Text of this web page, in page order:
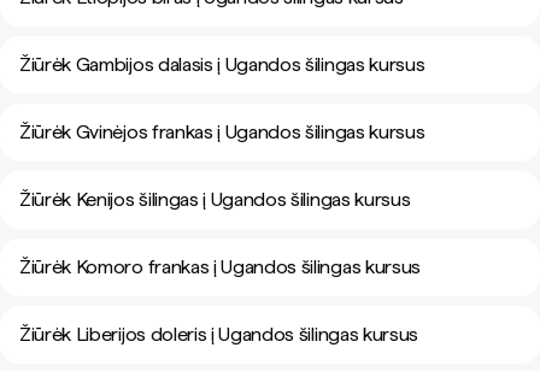
Žiūrėk Gambijos dalasis į Ugandos šilingas kursus
Žiūrėk Gvinėjos frankas į Ugandos šilingas kursus
Žiūrėk Kenijos šilingas į Ugandos šilingas kursus
Žiūrėk Komoro frankas į Ugandos šilingas kursus
Žiūrėk Liberijos doleris į Ugandos šilingas kursus